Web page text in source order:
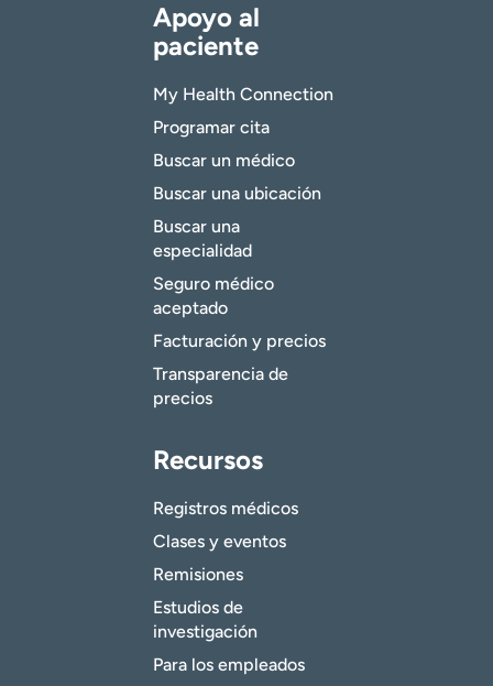
Apoyo al
paciente
My Health Connection
Programar cita
Buscar un médico
Buscar una ubicación
Buscar una
especialidad
Seguro médico
aceptado
Facturación y precios
Transparencia de
precios
Recursos
Registros médicos
Clases y eventos
Remisiones
Estudios de
investigación
Para los empleados